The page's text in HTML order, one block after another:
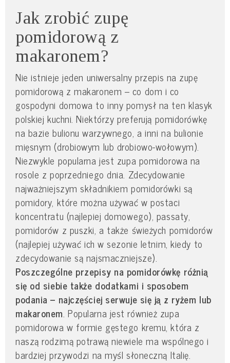
Jak zrobić zupę
pomidorową z
makaronem?
Nie istnieje jeden uniwersalny przepis na zupę
pomidorową z makaronem – co dom i co
gospodyni domowa to inny pomysł na ten klasyk
polskiej kuchni. Niektórzy preferują pomidorówkę
na bazie bulionu warzywnego, a inni na bulionie
mięsnym (drobiowym lub drobiowo-wołowym).
Niezwykle popularna jest zupa pomidorowa na
rosole z poprzedniego dnia. Zdecydowanie
najważniejszym składnikiem pomidorówki są
pomidory, które można używać w postaci
koncentratu (najlepiej domowego), passaty,
pomidorów z puszki, a także świeżych pomidorów
(najlepiej używać ich w sezonie letnim, kiedy to
zdecydowanie są najsmaczniejsze).
Poszczególne przepisy na pomidorówkę różnią
się od siebie także dodatkami i sposobem
podania – najczęściej serwuje się ją z ryżem lub
makaronem. Popularna jest również zupa
pomidorowa w formie gęstego kremu, która z
naszą rodzimą potrawą niewiele ma wspólnego i
bardziej przywodzi na myśl słoneczną Italię.